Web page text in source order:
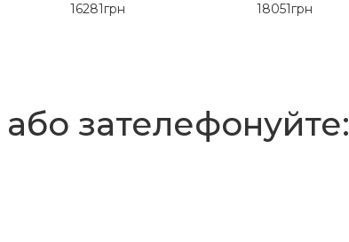
16281грн 18051грн
зателефонуйте: